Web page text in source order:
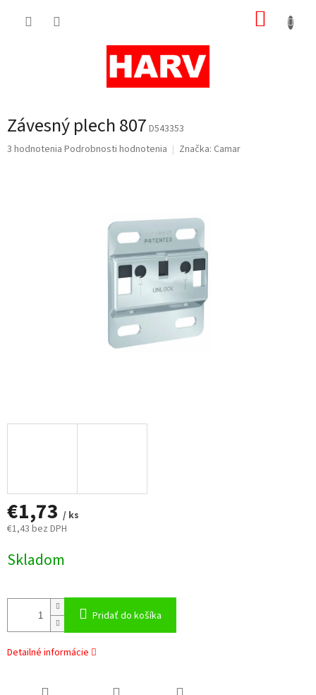
Závesný plech 807 D543353
Priemerné
3 hodnotenia Podrobnosti hodnotenia Značka: Camar
€1,73 / ks
€1,43 bez DPH
cena:
Skladom
Pridať do košíka
Detailné informácie